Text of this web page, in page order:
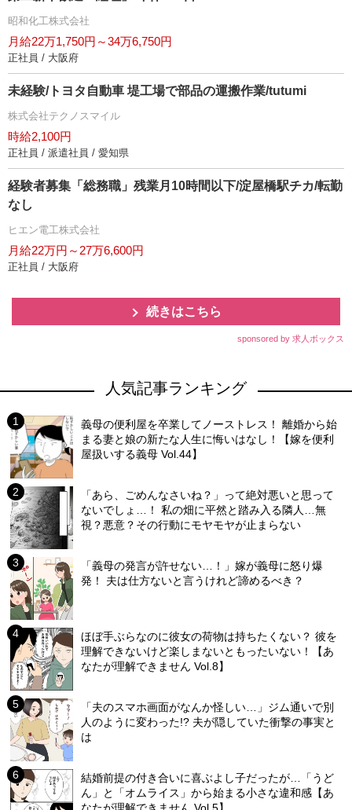
昭和化工株式会社
月給22万1,750円～34万6,750円
正社員 / 大阪府
未経験/トヨタ自動車 堤工場で部品の運搬作業/tutumi
株式会社テクノスマイル
時給2,100円
正社員 / 派遣社員 / 愛知県
経験者募集「総務職」残業月10時間以下/淀屋橋駅チカ/転勤
なし
ヒエン電工株式会社
月給22万円～27万6,600円
正社員 / 大阪府
続きはこちら
sponsored by 求人ボックス
人気記事ランキング
義母の便利屋を卒業してノーストレス！ 離婚から始
まる妻と娘の新たな人生に悔いはなし！【嫁を便利
屋扱いする義母 Vol.44】
「あら、ごめんなさいね？」って絶対悪いと思って
ないでしょ…！ 私の畑に平然と踏み入る隣人…無
視？悪意？その行動にモヤモヤが止まらない
「義母の発言が許せない…！」嫁が義母に怒り爆
発！ 夫は仕方ないと言うけれど諦めるべき？
ほぼ手ぶらなのに彼女の荷物は持ちたくない？ 彼を
理解できないけど楽しまないともったいない！【あ
なたが理解できません Vol.8】
「夫のスマホ画面がなんか怪しい…」ジム通いで別
人のように変わった!? 夫が隠していた衝撃の事実と
は
結婚前提の付き合いに喜ぶよし子だったが…「うど
ん」と「オムライス」から始まる小さな違和感【あ